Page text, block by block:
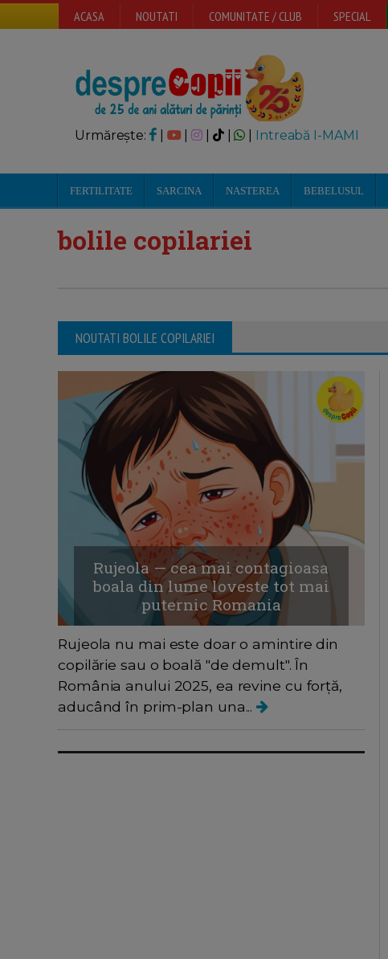
ACASA NOUTATI COMUNITATE / CLUB SPECIAL
Urmărește: | | Intreabă I-MAMI
FERTILITATE SARCINA NASTEREA BEBELUSUL
bolile copilariei
NOUTATI BOLILE COPILARIEI
Rujeola — cea mai contagioasa
boala din lume loveste tot mai
puternic Romania
Rujeola nu mai este doar o amintire din
copilărie sau o boală "de demult". În
România anului 2025, ea revine cu forță,
aducând în prim-plan una...